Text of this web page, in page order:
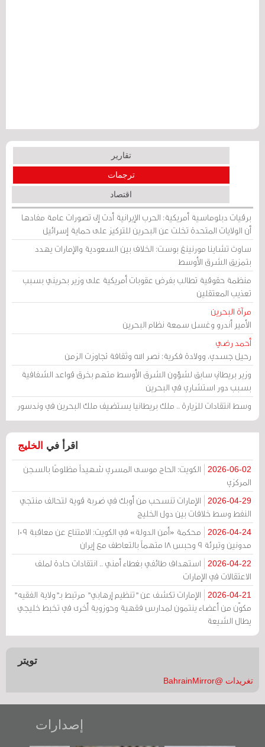
تقارير
ترجمات
اقتصاد
برقيات دبلوماسية أمريكية: الحرب الإيرانية أدت إلى تصورات عامة مفادها
أن الولايات المتحدة تخلت عن البحرين للتركيز على حماية إسرائيل
ساوث تشاينا مورنينغ بوست: الخلاف بين السعودية والإمارات يهدد
بتمزيق الشرق الأوسط
منظمة حقوقية تطالب بفرض عقوبات أمريكية على وزير بحريني بسبب
تعذيب المعتقلين
مرآة البحرين
الأمير أندرو وغسل سمعة نظام البحرين
أحمد رضي
رحيل جسدي، وولادة فكرية: نصر الله وثقافة تجاوزت الزمن
وزير بريطاني سابق لشؤون الشرق الأوسط متهم بخرق قواعد الشفافية
بسبب دور استشاري في البحرين
وسط انتقادات للزيارة .. ملك بريطانيا يستضيف ملك البحرين في وندسور
اقرأ في الخليج
2026-06-02
الكويت: الحاج موسى المسري شهيداً مظلومًا بالسجن
المركزي
2026-04-29
الإمارات تنسحب من أوبك في ضربة قوية لتحالف منتجي
النفط وسط خلافات بين دول الخليج
2026-04-24
محكمة «أمن الدولة» في الكويت: الامتناع عن معاقبة 109
مدونين وتبرئة 9 وحبس 18 متهماً بالتعاطف مع إيران
2026-04-22
استهداف طائفي بغطاء أمني .. انتقادات حادة لملف
الاعتقالات في الإمارات
2026-04-21
الإمارات تكشف عن "تنظيم إرهابي" مرتبط بـ"ولاية الفقيه"
مكوّن من أعضاء ينتمون لمدارس فقهية وحوزوية أخرى في تخبط خليجي
يطال الشيعة
تويتر
تغريدات @BahrainMirror
إصدارات